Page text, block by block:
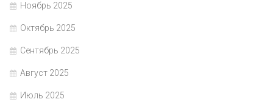
Ноябрь 2025
Октябрь 2025
Сентябрь 2025
Август 2025
Июль 2025